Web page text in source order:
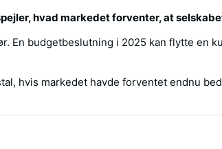
hvad markedet forventer, at
budgetbeslutning i 2025 kan flytte en
hvis markedet havde forventet endnu